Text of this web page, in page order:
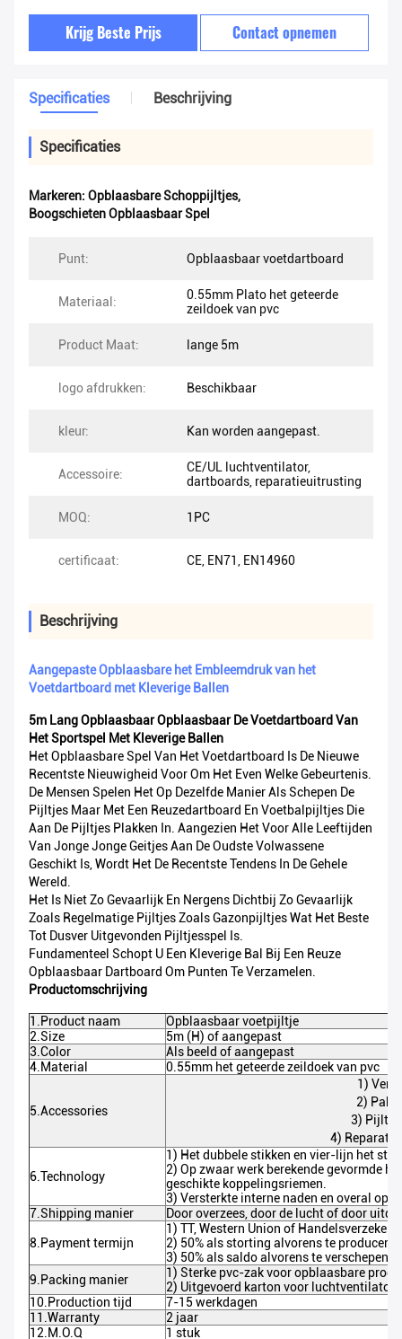
Krijg Beste Prijs Contact opnemen
Specificaties Beschrijving
Specificaties
Markeren: Opblaasbare Schoppijltjes,
Boogschieten Opblaasbaar Spel
Punt: Opblaasbaar voetdartboard
Materiaal:
0.55mm Plato het geteerde
zeildoek van pvc
Product Maat: lange 5m
logo afdrukken: Beschikbaar
kleur: Kan worden aangepast.
Accessoire:
CE/UL luchtventilator,
dartboards, reparatieuitrusting
MOQ: 1PC
certificaat: CE, EN71, EN14960
Beschrijving
Aangepaste Opblaasbare het Embleemdruk van het
Voetdartboard met Kleverige Ballen
5m Lang Opblaasbaar Opblaasbaar De Voetdartboard Van
Het Sportspel Met Kleverige Ballen
Het Opblaasbare Spel Van Het Voetdartboard Is De Nieuwe
Recentste Nieuwigheid Voor Om Het Even Welke Gebeurtenis.
De Mensen Spelen Het Op Dezelfde Manier Als Schepen De
Pijltjes Maar Met Een Reuzedartboard En Voetbalpijltjes Die
Aan De Pijltjes Plakken In. Aangezien Het Voor Alle Leeftijden
Van Jonge Jonge Geitjes Aan De Oudste Volwassene
Geschikt Is, Wordt Het De Recentste Tendens In De Gehele
Wereld.
Het Is Niet Zo Gevaarlijk En Nergens Dichtbij Zo Gevaarlijk
Zoals Regelmatige Pijltjes Zoals Gazonpijltjes Wat Het Beste
Tot Dusver Uitgevonden Pijltjesspel Is.
Fundamenteel Schopt U Een Kleverige Bal Bij Een Reuze
Opblaasbaar Dartboard Om Punten Te Verzamelen.
Productomschrijving
1.Product naam
Opblaasbaar voetpijltje
2.Size
5m (H) of aangepast
3.Color
Als beeld of aangepast
4.Material
0.55mm het geteerde zeildoek van pvc
5.Accessories
1)
2)
3)
4)
6.Technology
1) Het dubbele stikken en vier-lijn het
2) Op zwaar werk berekende gevormde
geschikte koppelingsriemen.
3) Versterkte interne naden en overal
7.Shipping manier
Door overzees, door de lucht of door
8.Payment termijn
1) TT, Western Union of
2) 50% als storting alvorens te produceren
3) 50% als saldo alvorens te verschepen
9.Packing manier
1) Sterke pvc-zak voor opblaasbare
2) Uitgevoerd karton voor luchtventilator
10.Production tijd
7-15 werkdagen
11.Warranty
2 jaar
12.M.O.Q
1 stuk